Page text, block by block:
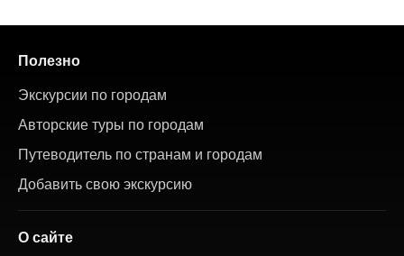
Полезно
Экскурсии по городам
Авторские туры по городам
Путеводитель по странам и городам
Добавить свою экскурсию
О сайте